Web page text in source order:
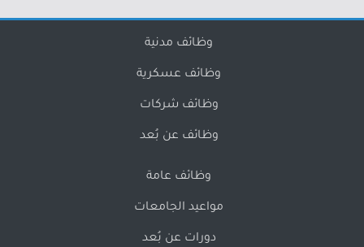
وظائف مدنية
وظائف عسكرية
وظائف شركات
وظائف عن بُعد
وظائف عامة
مواعيد الجامعات
دورات عن بُعد